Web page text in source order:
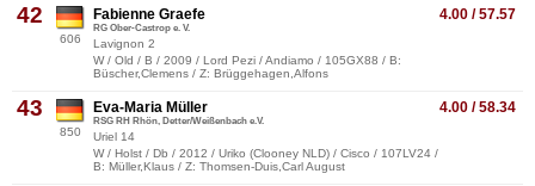
42
606
4.00 / 57.57
Fabienne Graefe
RG Ober-Castrop e. V.
Lavignon 2
W / Old / B / 2009 / Lord Pezi / Andiamo / 105GX88 / B:
Büscher,Clemens / Z: Brüggehagen,Alfons
43
850
4.00 / 58.34
Eva-Maria Müller
RSG RH Rhön, Detter/Weißenbach e.V.
Uriel 14
W / Holst / Db / 2012 / Uriko (Clooney NLD) / Cisco / 107LV24 /
B: Müller,Klaus / Z: Thomsen-Duis,Carl August